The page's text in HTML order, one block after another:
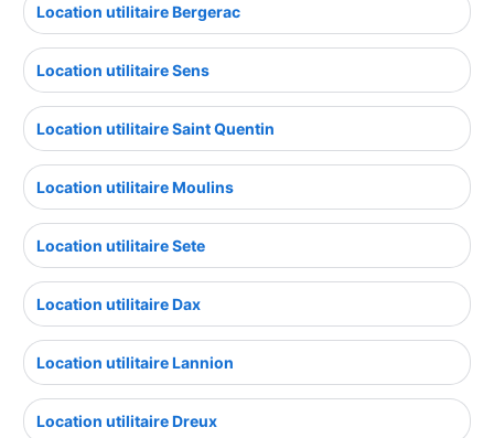
Location utilitaire Bergerac
Location utilitaire Sens
Location utilitaire Saint Quentin
Location utilitaire Moulins
Location utilitaire Sete
Location utilitaire Dax
Location utilitaire Lannion
Location utilitaire Dreux